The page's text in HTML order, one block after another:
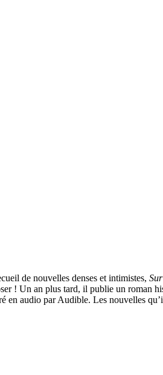
de nouvelles denses et intimistes,
! Un an plus tard, il publie un roman
en audio par Audible. Les nouvelles